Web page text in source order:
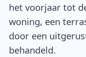
het voorjaar tot
woning, een
door een
behandeld.